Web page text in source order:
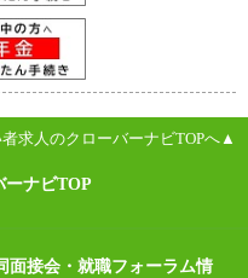
求人のクローバーナビTOPへ▲
ーナビTOP
面接会・就職フォーラム情